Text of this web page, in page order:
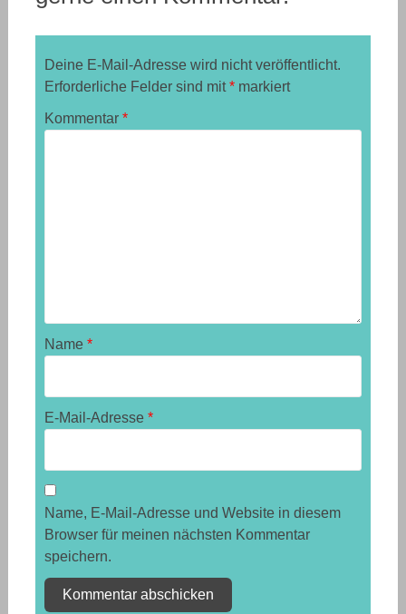
Deine E-Mail-Adresse wird nicht veröffentlicht.
Erforderliche Felder sind mit*markiert
Kommentar *
Name *
E-Mail-Adresse *
Name, E-Mail-Adresse und Website in diesem
Browser für meinen nächsten Kommentar
speichern.